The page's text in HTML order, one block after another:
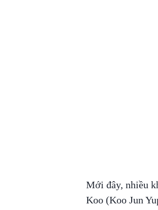
Mới đây, nhiều
Koo (Koo Jun